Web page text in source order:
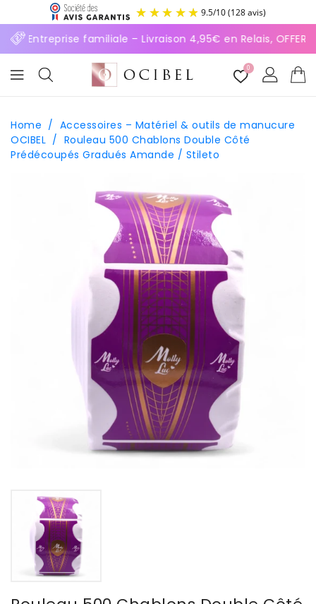
9.5/10
⚡ Entreprise familiale – Livraison 4,95€ en Relais,
0
Home / Accessoires – Matériel & outils de manucure
OCIBEL / Rouleau 500 Chablons Double Côté
Prédécoupés Gradués Amande / Stileto